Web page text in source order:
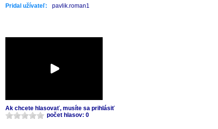
Pridal užívateľ: pavlik.roman1
Ak chcete hlasovať, musíte sa prihlásiť
počet hlasov: 0